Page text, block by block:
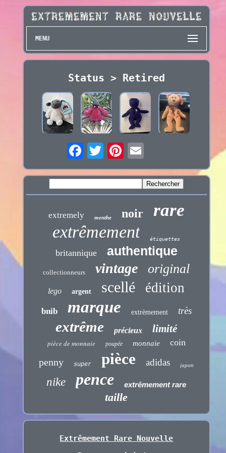
MENU
Status > Retired
extremely menthe noir rare
extrêmement étiquettes
britannique authentique
collectionneurs vintage original
lego argent scellé édition
bnib marque extrèmement très
extrême précieux limité
pièce de monnaie poupée monnaie coin
penny super pièce adidas japon
nike pence extrêmement rare
taille
Extrêmement Rare Nouvelle